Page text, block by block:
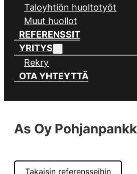
Taloyhtiön huoltotyöt
Muut huollot
REFERENSSIT
YRITYS
Rekry
OTA YHTEYTTÄ
As Oy
Takaisin referensseihin